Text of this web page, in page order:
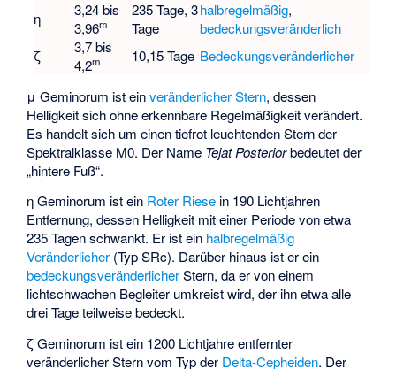
η
3,24 bis
3,96m
235 Tage, 3
Tage
halbregelmäßig,
bedeckungsveränderlich
ζ
3,7 bis
4,2m 10,15 Tage Bedeckungsveränderlicher
μ Geminorum ist einveränderlicher Stern, dessen
Helligkeit sich ohne erkennbare Regelmäßigkeit verändert.
Es handelt sich um einen tiefrot leuchtenden Stern der
Spektralklasse M0. Der Name Tejat Posteriorbedeutet der
„hintere Fuß“.
η Geminorum ist ein Roter Riese in 190 Lichtjahren
Entfernung, dessen Helligkeit mit einer Periode von etwa
235 Tagen schwankt. Er ist ein halbregelmäßig
Veränderlicher (Typ SRc). Darüber hinaus ist er ein
bedeckungsveränderlicherStern, da er von einem
lichtschwachen Begleiter umkreist wird, der ihn etwa alle
drei Tage teilweise bedeckt.
ζ Geminorum ist ein 1200 Lichtjahre entfernter
veränderlicher Stern vom Typ der Delta-Cepheiden. Der